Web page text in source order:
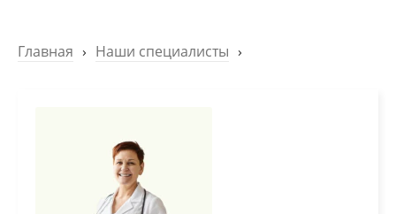
Главная › Наши специалисты ›